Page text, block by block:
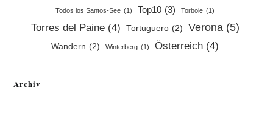
Todos los Santos-See (1) Top10 (3) Torbole (1)
Torres del Paine (4) Tortuguero (2) Verona (5)
Wandern (2) Winterberg (1) Österreich (4)
Archiv